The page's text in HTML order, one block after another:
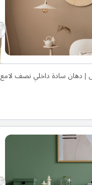
دهان سادة داخلي نصف لامع